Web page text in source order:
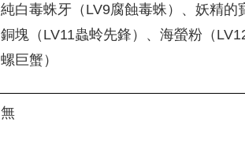
純白毒蛛牙（LV9腐蝕毒蛛）、妖精
銅塊（LV11蟲蛉先鋒）、海螢粉（
螺巨蟹）
無